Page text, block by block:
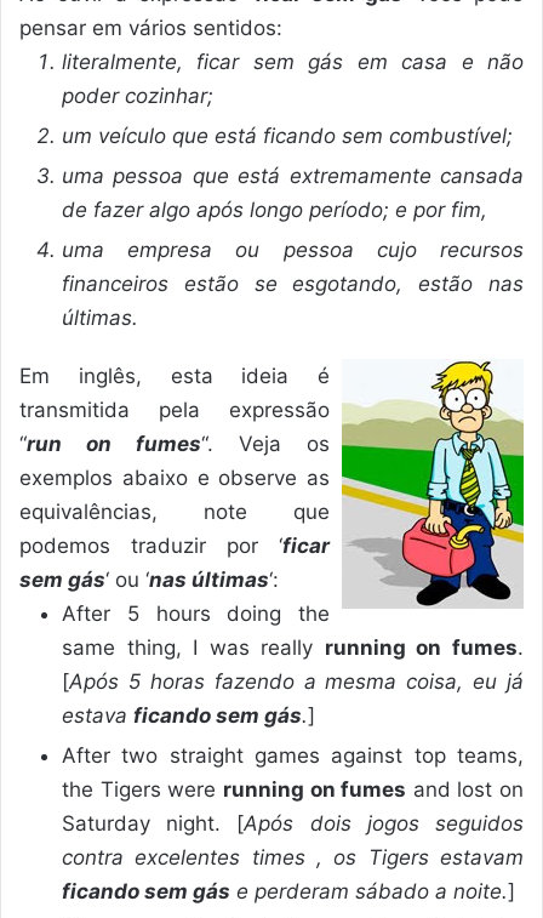
pensar em vários sentidos:
literalmente, ficar sem gás em casa e não
poder cozinhar;
um veículo que está ficando sem combustível;
uma pessoa que está extremamente cansada
de fazer algo após longo período; e por fim,
uma empresa ou pessoa cujo recursos
financeiros estão se esgotando, estão nas
últimas.
Em inglês, esta ideia é
transmitida pela expressão
“run on fumes“. Veja os
exemplos abaixo e observe as
equivalências, note que
podemos traduzir por ‘ficar
sem gás‘ ou ‘nas últimas‘:
After 5 hours doing the
same thing, I was really running on fumes.
[Após 5 horas fazendo a mesma coisa, eu já
estava ficando sem gás.]
After two straight games against top teams,
the Tigers were running on fumes and lost on
Saturday night. [Após dois jogos seguidos
contra excelentes times , os Tigers estavam
ficando sem gás e perderam sábado a noite.]